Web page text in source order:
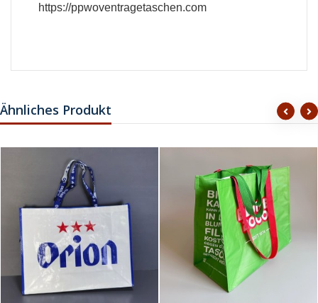
https://ppwoventragetaschen.com
Ähnliches Produkt